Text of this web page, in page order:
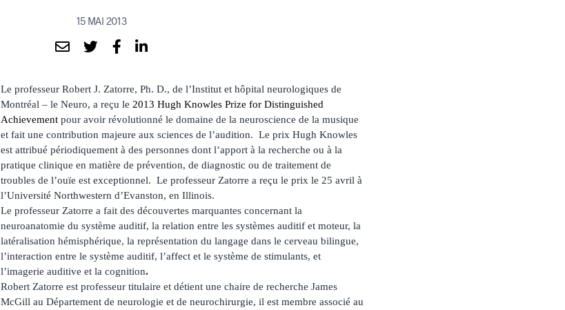
15 MAI 2013
Le professeur Robert J. Zatorre, Ph. D., de l’Institut et hôpital neurologiques de
Montréal – le Neuro, a reçu le 2013 Hugh Knowles Prize for Distinguished
Achievement pour avoir révolutionné le domaine de la neuroscience de la musique
et fait une contribution majeure aux sciences de l’audition. Le prix Hugh Knowles
est attribué périodiquement à des personnes dont l’apport à la recherche ou à la
pratique clinique en matière de prévention, de diagnostic ou de traitement de
troubles de l’ouïe est exceptionnel. Le professeur Zatorre a reçu le prix le 25 avril à
l’Université Northwestern d’Evanston, en Illinois.
Le professeur Zatorre a fait des découvertes marquantes concernant la
neuroanatomie du système auditif, la relation entre les systèmes auditif et moteur, la
latéralisation hémisphérique, la représentation du langage dans le cerveau bilingue,
l’interaction entre le système auditif, l’affect et le système de stimulants, et
l’imagerie auditive et la cognition.
Robert Zatorre est professeur titulaire et détient une chaire de recherche James
McGill au Département de neurologie et de neurochirurgie, il est membre associé au